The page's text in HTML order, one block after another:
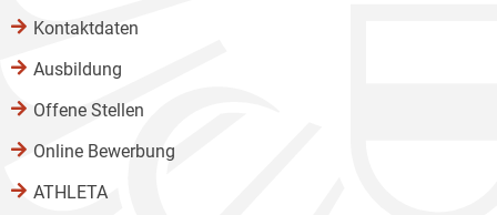
Kontaktdaten
Ausbildung
Offene Stellen
Online Bewerbung
ATHLETA